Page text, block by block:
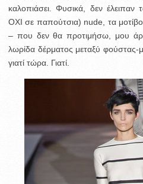
καλοπιάσει. Φυσικά, δεν
ΟΧΙ σε παπούτσια) nude, τα
– που δεν θα προτιμήσω, μου
λωρίδα δέρματος μεταξύ φούστας-
γιατί τώρα. Γιατί.